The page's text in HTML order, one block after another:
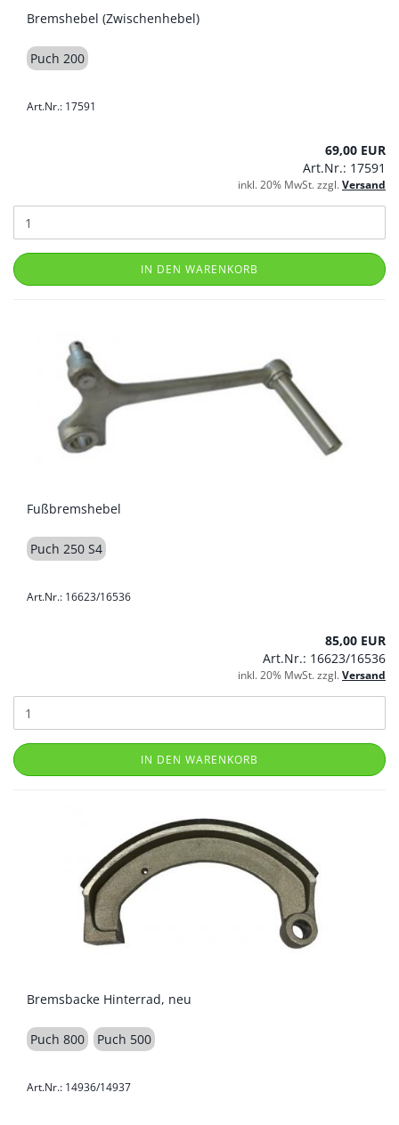
Bremshebel (Zwischenhebel)
Puch 200
Art.Nr.: 17591
69,00 EUR
Art.Nr.: 17591
inkl. 20% MwSt. zzgl.Versand
IN DEN WARENKORB
Fußbremshebel
Puch 250 S4
Art.Nr.: 16623/16536
85,00 EUR
Art.Nr.: 16623/16536
inkl. 20% MwSt. zzgl.Versand
IN DEN WARENKORB
Bremsbacke Hinterrad, neu
Puch 800 Puch 500
Art.Nr.: 14936/14937